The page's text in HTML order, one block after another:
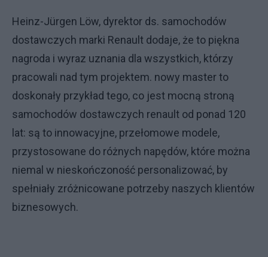
Heinz-Jürgen Löw, dyrektor ds. samochodów
dostawczych marki Renault dodaje, że to piękna
nagroda i wyraz uznania dla wszystkich, którzy
pracowali nad tym projektem. nowy master to
doskonały przykład tego, co jest mocną stroną
samochodów dostawczych renault od ponad 120
lat: są to innowacyjne, przełomowe modele,
przystosowane do różnych napędów, które można
niemal w nieskończoność personalizować, by
spełniały zróżnicowane potrzeby naszych klientów
biznesowych.